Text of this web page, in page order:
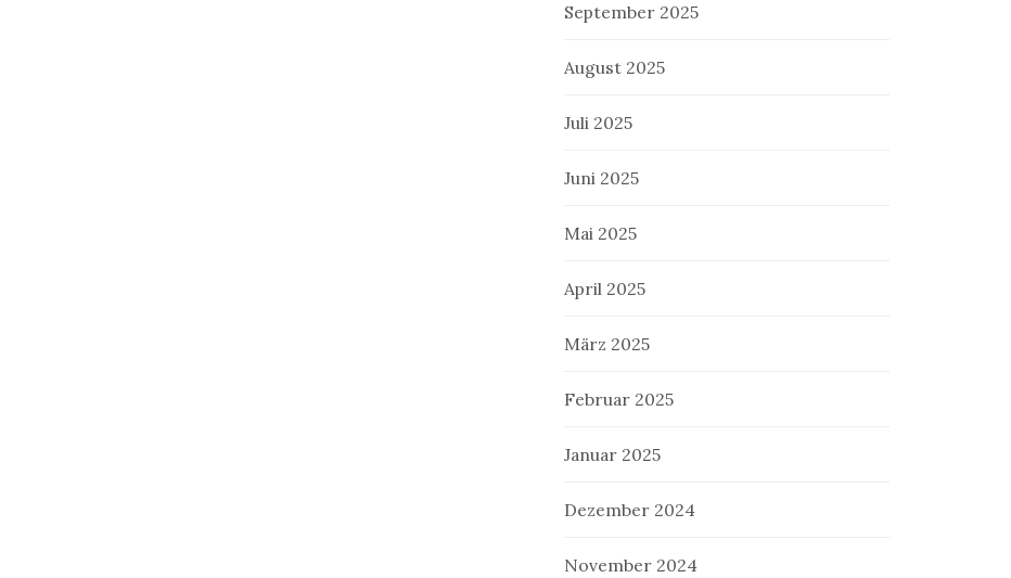
September 2025
August 2025
Juli 2025
Juni 2025
Mai 2025
April 2025
März 2025
Februar 2025
Januar 2025
Dezember 2024
November 2024